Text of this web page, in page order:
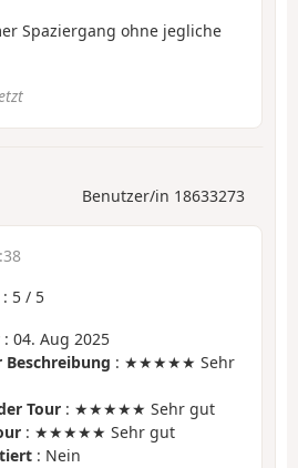
Spaziergang ohne jegliche
Benutzer/in 18633273
: 5 / 5
: 04. Aug 2025
: ★★★★★ Sehr
Tour : ★★★★★ Sehr gut
: ★★★★★ Sehr gut
: Nein